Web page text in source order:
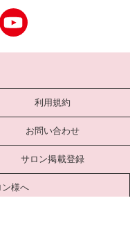
利用規約
お問い合わせ
サロン掲載登録
様へ